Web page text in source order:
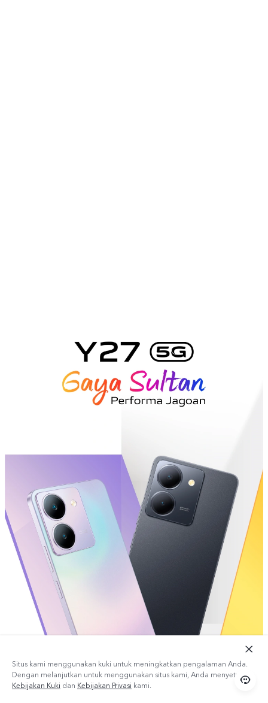
Situs kami menggunakan kuki untuk meningkatkan pengalaman Anda.
Dengan melanjutkan untuk menggunakan situs kami, Anda menyetujui
Kebijakan Kuki dan Kebijakan Privasi kami.